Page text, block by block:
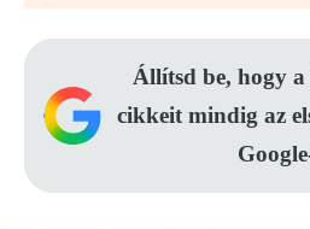
Állítsd be, hogy
cikkeit mindig az